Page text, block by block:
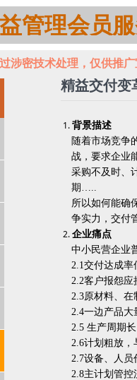
管理会员
精益交付变
背景描述
随着市场竞争
战，要求企业
采购不及时、
期 …..
所以如何能确
争实力，交付
企业痛点
中小民营企业
2.1交付达成率
2.2客户报怨
2.3原材料、
2.4一边产品
2.5 生产周期
2.6计划粗放，
2.7设备、人员
2.8主计划管控
涉密技术处理，仅供推